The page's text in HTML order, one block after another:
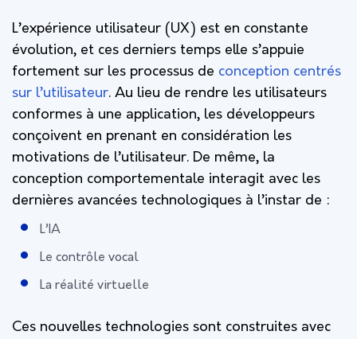
L’expérience utilisateur (UX) est en constante
évolution, et ces derniers temps elle s’appuie
fortement sur les processus de conception centrés
sur l’utilisateur. Au lieu de rendre les utilisateurs
conformes à une application, les développeurs
conçoivent en prenant en considération les
motivations de l’utilisateur. De même, la
conception comportementale interagit avec les
dernières avancées technologiques à l’instar de :
L’IA
Le contrôle vocal
La réalité virtuelle
Ces nouvelles technologies sont construites avec